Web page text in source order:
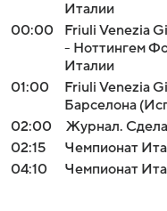
Италии
00:00
Friuli Venezia
- Ноттингем
Италии
01:00
Friuli Venezia
Барселона
02:00
Журнал.
02:15
Чемпионат
04:10
Чемпионат